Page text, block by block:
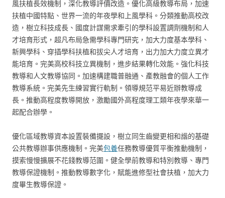
風扶植長效機制，深化教導評價改造。優化高級教導布局，加速
扶植中國特點、世界一流的年夜學和上風學科。分類推動高校改
造，樹立科技成長、國度計謀需求牽引的學科設置調劑機制和人
才培育形式，超凡布局急需學科專門研究，加大力度基本學科、
新興學科、穿插學科扶植和拔尖人才培育，出力加大力度立異才
能培育。完美高校科技立異機制，進步結果轉化效能。強化科技
教導和人文教導協同。加速構建職普融通、產教融會的個人工作
教導系統。完美先生練習實行軌制。領導規范平易近辦教導成
長。推動高程度教導開放，激勵國外高程度理工類年夜學來華一
起配合辦學。
優化區域教導資本設置裝備擺設，樹立同生齒變更相和諧的基礎
公共教導辦事供應機制。完美包養任務教導優質平衡推動機制，
摸索慢慢擴展不花錢教導范圍。健全學前教導和特別教導、專門
教導保證機制。推動教導數字化，賦能進修型社會扶植，加大力
度畢生教導保證。